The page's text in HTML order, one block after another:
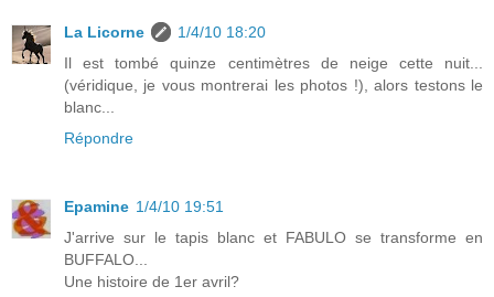
La Licorne
1/4/10 18:20
Il est tombé quinze centimètres de neige cette nuit...
(véridique, je vous montrerai les photos !), alors testons le
blanc...
Répondre
Epamine 1/4/10 19:51
J'arrive sur le tapis blanc et FABULO se transforme en
BUFFALO...
Une histoire de 1er avril?